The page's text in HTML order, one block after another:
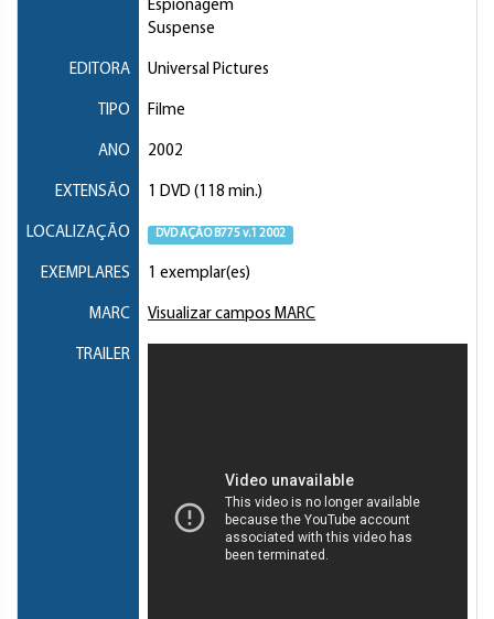
Espionagem
Suspense
EDITORA Universal Pictures
TIPO Filme
ANO 2002
EXTENSÃO 1 DVD (118 min.)
LOCALIZAÇÃO DVD AÇÃO B775 v.1 2002
EXEMPLARES 1 exemplar(es)
MARC Visualizar campos MARC
TRAILER